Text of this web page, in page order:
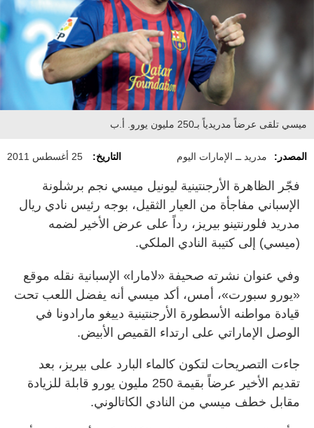
ميسي تلقى عرضاً مدريدياً بـ250 مليون يورو. أ.ب
المصدر: مدريد ــ الإمارات اليوم التاريخ: 25 أغسطس 2011
فجّر الظاهرة الأرجنتينية ليونيل ميسي نجم برشلونة
الإسباني مفاجأة من العيار الثقيل، بوجه رئيس نادي ريال
مدريد فلورنتينو بيريز، رداً على عرض الأخير لضمه
(ميسي) إلى كتيبة النادي الملكي.
وفي عنوان نشرته صحيفة «لامارا» الإسبانية نقله موقع
«يورو سبورت»، أمس، أكد ميسي أنه يفضل اللعب تحت
قيادة مواطنه الأسطورة الأرجنتينية دييغو مارادونا في
الوصل الإماراتي على ارتداء القميص الأبيض.
جاءت التصريحات لتكون كالماء البارد على بيريز، بعد
تقديم الأخير عرضاً بقيمة 250 مليون يورو قابلة للزيادة
مقابل خطف ميسي من النادي الكاتالوني.